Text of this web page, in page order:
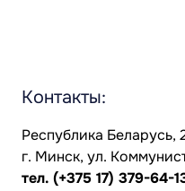
Контакты:
Республика Беларусь,
г. Минск, ул.
тел. (+375 17) 379-64-